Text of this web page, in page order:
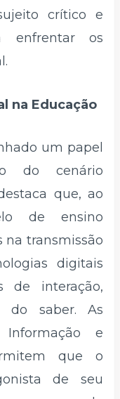
crítico e
enfrentar os
na Educação
um papel
do cenário
que, ao
de ensino
na transmissão
digitais
de interação,
do saber. As
e
que o
de seu